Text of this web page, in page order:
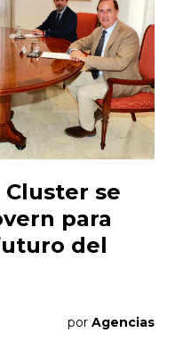
se
para
del
por Agencias